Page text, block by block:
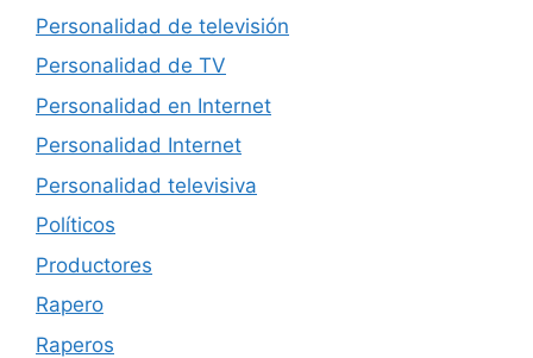
Personalidad de televisión
Personalidad de TV
Personalidad en Internet
Personalidad Internet
Personalidad televisiva
Políticos
Productores
Rapero
Raperos